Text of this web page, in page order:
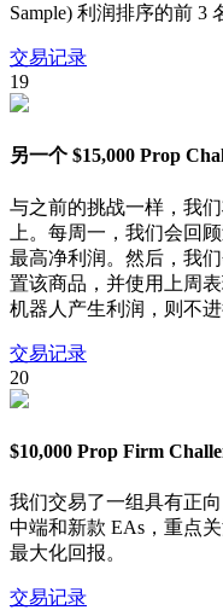
Sample) 利润排序的前 3
交易记录
19
另一个 $15,000 Prop
与之前的挑战一样，我
上。每周一，我们会回
最高净利润。然后，我
置该商品，并使用上周
机器人产生利润，则不进
交易记录
20
$10,000 Prop Firm
我们交易了一组具有正向
中端和新款 EAs，重点
最大化回报。
交易记录